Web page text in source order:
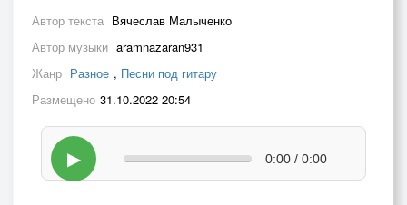
Автор текста Вячеслав Малыченко
Автор музыки aramnazaran931
Жанр Разное , Песни под гитару
Размещено 31.10.2022 20:54
▶ 0:00 / 0:00